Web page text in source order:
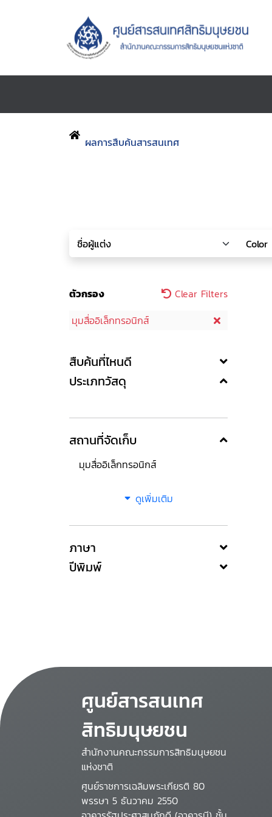
ผลการสืบค้นสารสนเทศ
ตัวกรอง
Clear Filters
มุมสื่ออิเล็กทรอนิกส์
สืบค้นที่ไหนดี
ประเภทวัสดุ
สถานที่จัดเก็บ
มุมสื่ออิเล็กทรอนิกส์
ดูเพิ่มเติม
ภาษา
ปีพิมพ์
ศูนย์สารสนเทศ
สิทธิมนุษยชน
สำนักงานคณะกรรมการสิทธิมนุษยชน
แห่งชาติ
ศูนย์ราชการเฉลิมพระเกียรติ 80
พรรษา 5 ธันวาคม 2550